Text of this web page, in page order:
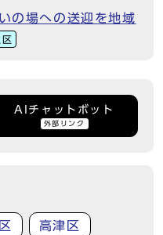
の場への送迎を地域
区
AIチャットボット
外部リンク
高津区